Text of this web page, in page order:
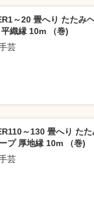
～20 畳へり たたみ
織縁 10m （巻)
芸
～130 畳へり たた
プ 厚地縁 10m （巻)
芸